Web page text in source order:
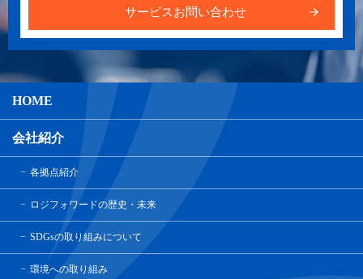
サービスお問い合わせ
HOME
会社紹介
各拠点紹介
ロジフォワードの歴史・未来
SDGsの取り組みについて
環境への取り組み